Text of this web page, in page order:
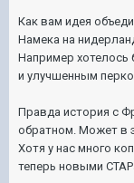
Как вам идея
Намека на
Например хотелось
и улучшенным
Правда история с
обратном. Может в
Хотя у нас много
теперь новыми